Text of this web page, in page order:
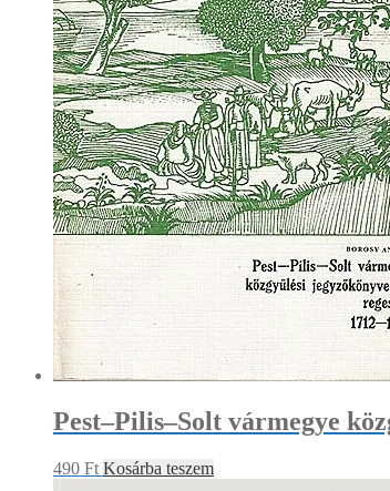
Pest–Pilis–Solt vármegye
490 Ft Kosárba teszem